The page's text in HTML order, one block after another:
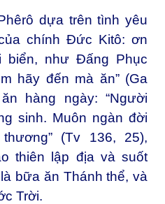
dựa trên tình yêu
chính Đức Kitô: ơn
biển, như Đấng Phục
hãy đến mà ăn” (Ga
hàng ngày: “Người
sinh. Muôn ngàn đời
(Tv 136, 25),
thiên lập địa và suốt
bữa ăn Thánh thể, và
Trời.